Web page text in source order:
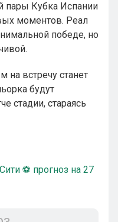
пары Кубка Испании
моментов. Реал
победе, но
встречу станет
будут
стадии, стараясь
⚽ прогноз на 27